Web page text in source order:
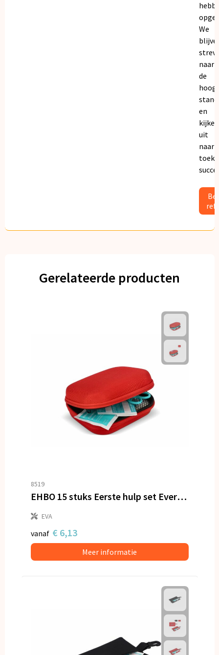
We
naar
de
en
kijken
uit
naar
Gerelateerde producten
8519
EHBO 15 stuks Eerste hulp set Everest
EVA
vanaf € 6,13
Meer informatie